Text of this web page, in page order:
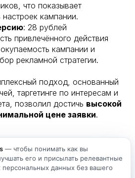
— чтобы понимать как вы
его и присылать релевантные
данных без вашего
что показывает
кампании.
: 28 рублей
привлечённого действия
кампании и
рекламной стратегии.
подход, основанный
таргетинге по интересам и
позволил достичь высокой
цене заявки.